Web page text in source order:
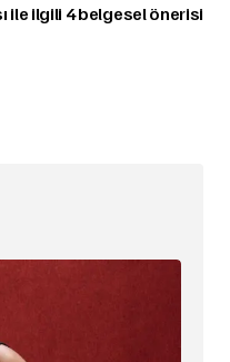
ile ilgili 4 belgesel önerisi